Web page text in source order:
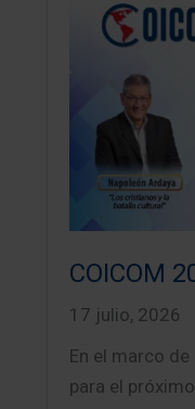
COICOM
17 julio, 2026
En el marco
para el